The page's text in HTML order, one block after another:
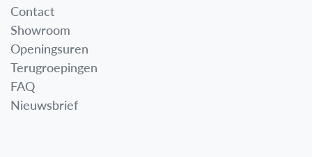
Contact
Showroom
Openingsuren
Terugroepingen
FAQ
Nieuwsbrief